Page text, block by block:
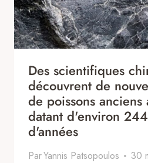
Des scientifiques
découvrent de
de poissons anciens
datant d'environ
d'années
ParYannis Patsopoulos 30